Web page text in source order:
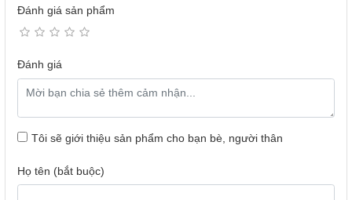
Đánh giá sản phẩm
Đánh giá
Tôi sẽ giới thiệu sản phẩm cho bạn bè, người thân
Họ tên (bắt buộc)